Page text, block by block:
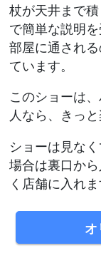
杖が天井まで
で簡単な説明
部屋に通され
ています。
このショーは
人なら、きっ
ショーは見な
場合は裏口か
く店舗に入れま
オ